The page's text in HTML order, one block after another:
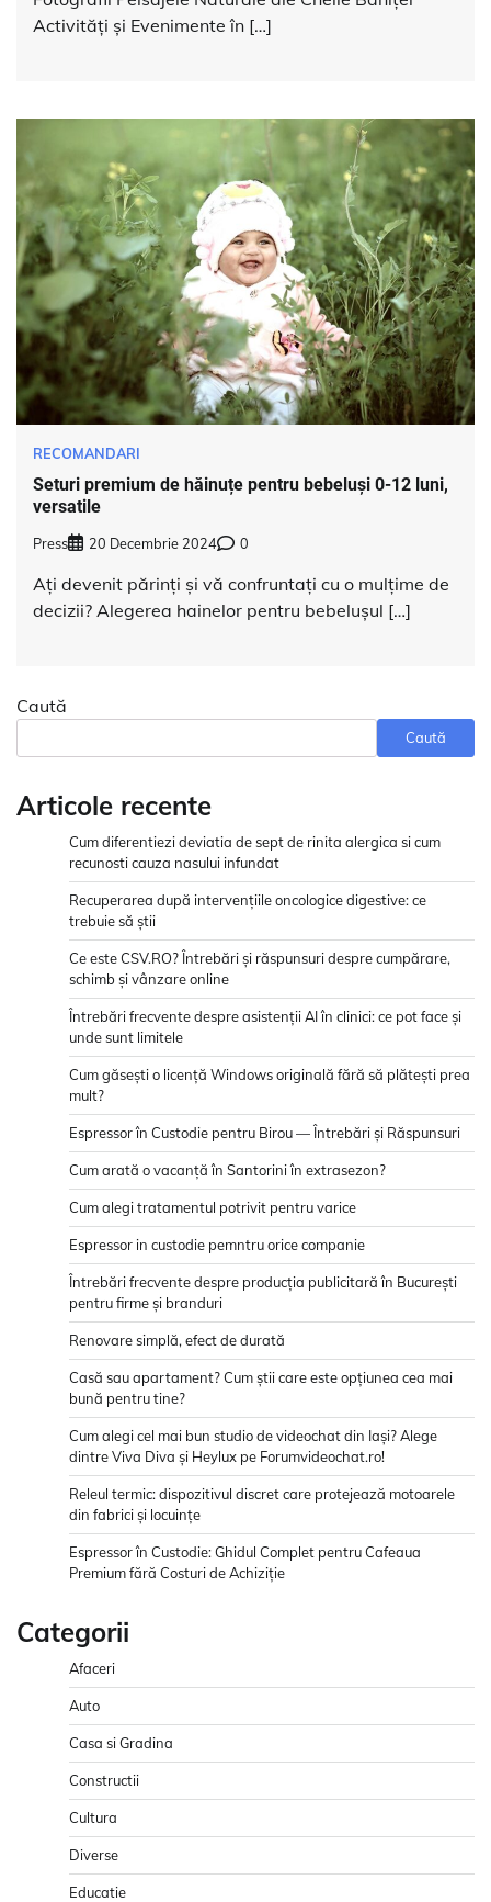
Activități și Evenimente în […]
RECOMANDARI
Seturi premium de hăinuțe pentru bebeluși 0-12 luni,
versatile
Press 20 Decembrie 2024 0
Ați devenit părinți și vă confruntați cu o mulțime de
decizii? Alegerea hainelor pentru bebelușul […]
Caută
Caută
Articole recente
Cum diferentiezi deviatia de sept de rinita alergica si cum
recunosti cauza nasului infundat
Recuperarea după intervențiile oncologice digestive: ce
trebuie să știi
Ce este CSV.RO? Întrebări și răspunsuri despre cumpărare,
schimb și vânzare online
Întrebări frecvente despre asistenții AI în clinici: ce pot face și
unde sunt limitele
Cum găsești o licență Windows originală fără să plătești prea
mult?
Espressor în Custodie pentru Birou — Întrebări și Răspunsuri
Cum arată o vacanță în Santorini în extrasezon?
Cum alegi tratamentul potrivit pentru varice
Espressor in custodie pemntru orice companie
Întrebări frecvente despre producția publicitară în București
pentru firme și branduri
Renovare simplă, efect de durată
Casă sau apartament? Cum știi care este opțiunea cea mai
bună pentru tine?
Cum alegi cel mai bun studio de videochat din Iași? Alege
dintre Viva Diva și Heylux pe Forumvideochat.ro!
Releul termic: dispozitivul discret care protejează motoarele
din fabrici și locuințe
Espressor în Custodie: Ghidul Complet pentru Cafeaua
Premium fără Costuri de Achiziție
Categorii
Afaceri
Auto
Casa si Gradina
Constructii
Cultura
Diverse
Educatie